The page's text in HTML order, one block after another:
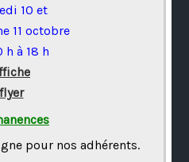
10 et
11 octobre
h à 18 h
flyer
pour nos adhérents.